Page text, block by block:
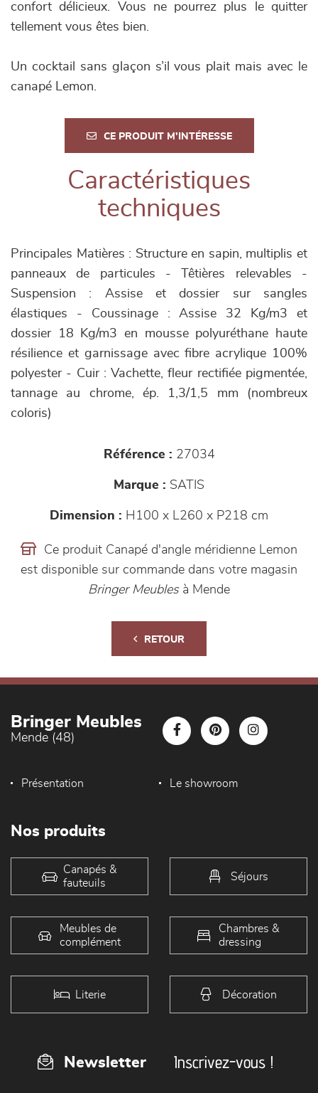
confort délicieux. Vous ne pourrez plus le quitter
tellement vous êtes bien.
Un cocktail sans glaçon s’il vous plait mais avec le
canapé Lemon.
CE PRODUIT M'INTÉRESSE
Caractéristiques
techniques
Principales Matières : Structure en sapin, multiplis et
panneaux de particules - Têtières relevables -
Suspension : Assise et dossier sur sangles
élastiques - Coussinage : Assise 32 Kg/m3 et
dossier 18 Kg/m3 en mousse polyuréthane haute
résilience et garnissage avec fibre acrylique 100%
polyester - Cuir : Vachette, fleur rectifiée pigmentée,
tannage au chrome, ép. 1,3/1,5 mm (nombreux
coloris)
Référence : 27034
Marque : SATIS
Dimension : H100 x L260 x P218 cm
Ce produit Canapé d'angle méridienne Lemon
est disponible sur commande dans votre magasin
Bringer Meublesà Mende
RETOUR
Bringer Meubles
Mende (48)
Présentation Le showroom
Nos produits
Canapés &
fauteuils
Séjours
Meubles de
complément
Chambres &
dressing
Literie Décoration
Newsletter Inscrivez-vous !